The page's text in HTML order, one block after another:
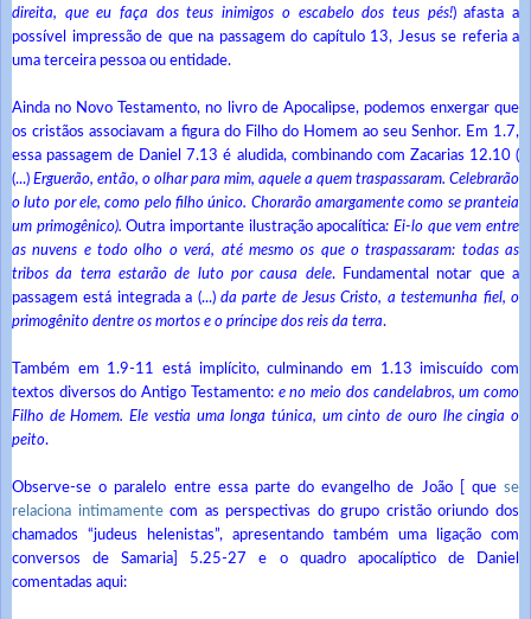
direita, que eu faça dos teus inimigos o escabelo dos teus pés!) afasta a
possível impressão de que na passagem do capítulo 13, Jesus se referia a
uma terceira pessoa ou entidade.
Ainda no Novo Testamento, no livro de Apocalipse, podemos enxergar que
os cristãos associavam a figura do Filho do Homem ao seu Senhor. Em 1.7,
essa passagem de Daniel 7.13 é aludida, combinando com Zacarias 12.10 (
(...) Erguerão, então, o olhar para mim, aquele a quem traspassaram. Celebrarão
o luto por ele, como pelo filho único. Chorarão amargamente como se pranteia
um primogênico).Outra importante ilustração apocalítica: Ei-lo que vem entre
as nuvens e todo olho o verá, até mesmo os que o traspassaram: todas as
tribos da terra estarão de luto por causa dele. Fundamental notar que a
passagem está integrada a (...) da parte de Jesus Cristo, a testemunha fiel, o
primogênito dentre os mortos e o príncipe dos reis da terra.
Também em 1.9-11 está implícito, culminando em 1.13 imiscuído com
textos diversos do Antigo Testamento: e no meio dos candelabros, um como
Filho de Homem. Ele vestia uma longa túnica, um cinto de ouro lhe cingia o
peito.
Observe-se o paralelo entre essa parte do evangelho de João [ que se
relaciona intimamentecom as perspectivas do grupo cristão oriundo dos
chamados “judeus helenistas”, apresentando também uma ligação com
conversos de Samaria] 5.25-27 e o quadro apocalíptico de Daniel
comentadas aqui: